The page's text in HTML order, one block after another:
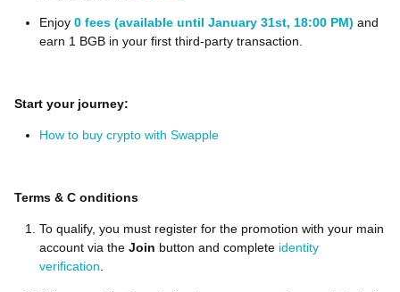
Enjoy 0 fees (available until January 31st, 18:00 PM) and
earn 1 BGB in your first third-party transaction.
Start your journey:
How to buy crypto with Swapple
Terms & C onditions
To qualify, you must register for the promotion with your main
account via the Join button and complete identity
verification.